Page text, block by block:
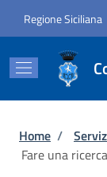
Regione Siciliana
Home /
Fare una